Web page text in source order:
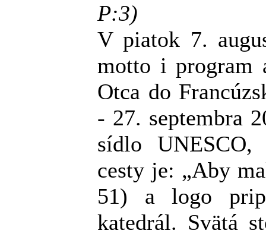
P:3)
V piatok 7.
motto i program
Otca do
- 27. septembra
sídlo
cesty je: „Aby
51) a logo
katedrál. Svätá